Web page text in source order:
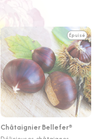
Épuisé
Châtaignier Bellefer®